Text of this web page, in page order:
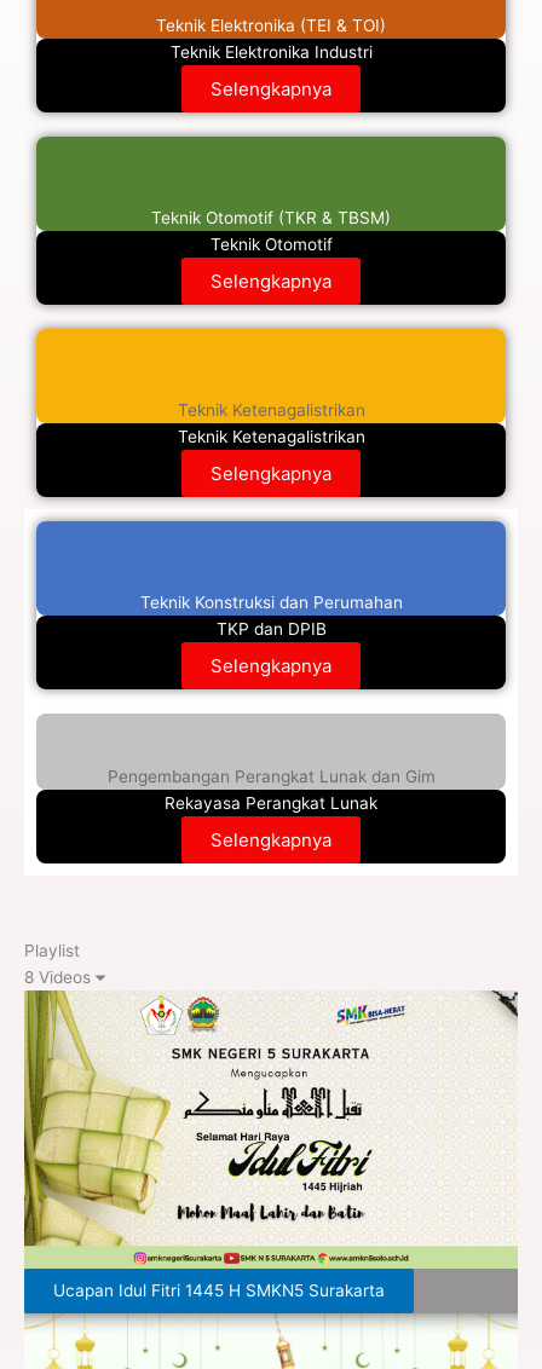
Teknik Elektronika (TEI & TOI)
Teknik Elektronika Industri
Selengkapnya
Teknik Otomotif (TKR & TBSM)
Teknik Otomotif
Selengkapnya
Teknik Ketenagalistrikan
Teknik Ketenagalistrikan
Selengkapnya
Teknik Konstruksi dan Perumahan
TKP dan DPIB
Selengkapnya
Pengembangan Perangkat Lunak dan Gim
Rekayasa Perangkat Lunak
Selengkapnya
Playlist
8 Videos
Ucapan Idul Fitri 1445 H SMKN5 Surakarta